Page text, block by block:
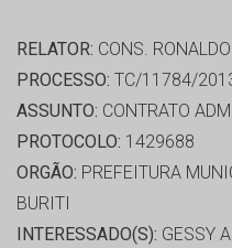
RELATOR: CONS.
PROCESSO: TC/11784/
ASSUNTO: CONTRATO
PROTOCOLO: 1429688
ORGÃO: PREFEITURA
BURITI
INTERESSADO(S): GESSY